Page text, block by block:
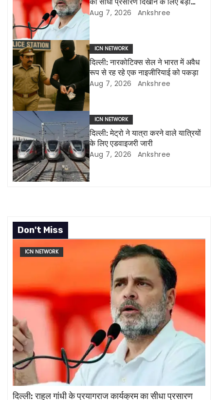
a
v
i
g
a
t
i
o
n
एलईडी स्क्रीन लगाई जाएंगी
Aug 7, 2026 Ankshree
ICN NETWORK
दिल्ली: नारकोटिक्स सेल ने भारत में अवैध
रूप से रह रहे एक नाइजीरियाई को पकड़ा
Aug 7, 2026 Ankshree
ICN NETWORK
दिल्ली: मेट्रो ने यात्रा करने वाले यात्रियों
के लिए एडवाइजरी जारी
Aug 7, 2026 Ankshree
Don't Miss
ICN NETWORK
दिल्ली: राहुल गांधी के प्रयागराज कार्यक्रम का सीधा प्रसारण